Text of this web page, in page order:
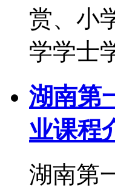
赏、小
学学士
湖南第
业课程
湖南第